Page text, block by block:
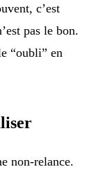
c’est
pas le bon.
“oubli” en
non-relance.